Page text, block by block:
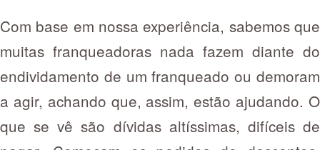
Com base em nossa experiência, sabemos que
muitas franqueadoras nada fazem diante do
endividamento de um franqueado ou demoram
a agir, achando que, assim, estão ajudando. O
que se vê são dívidas altíssimas, difíceis de